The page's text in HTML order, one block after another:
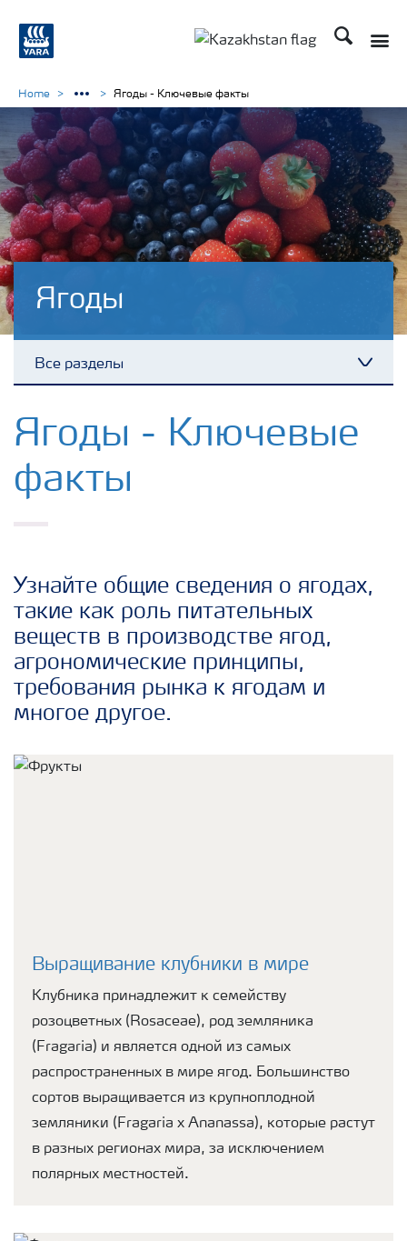
Поиск
Ягоды
Все разделы
Удобрения Yara
Культуры
Хранение удобрений и их безопасность
Home Ягоды - Ключевые факты
Ягоды - Ключевые
факты
Узнайте общие сведения о ягодах,
такие как роль питательных
веществ в производстве ягод,
агрономические принципы,
требования рынка к ягодам и
многое другое.
Выращивание клубники в мире
Клубника принадлежит к семейству
розоцветных (Rosaceae), род земляника
(Fragaria) и является одной из самых
распространенных в мире ягод. Большинство
сортов выращивается из крупноплодной
земляники (Fragaria x Ananassa), которые растут
в разных регионах мира, за исключением
полярных местностей.